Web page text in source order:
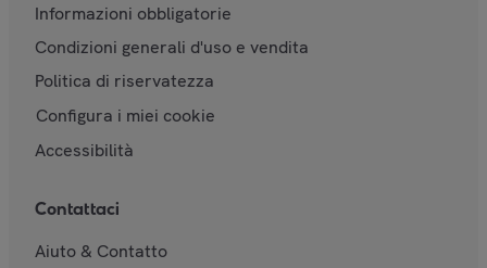
Informazioni obbligatorie
Condizioni generali d'uso e vendita
Politica di riservatezza
Configura i miei cookie
Accessibilità
Contattaci
Aiuto & Contatto